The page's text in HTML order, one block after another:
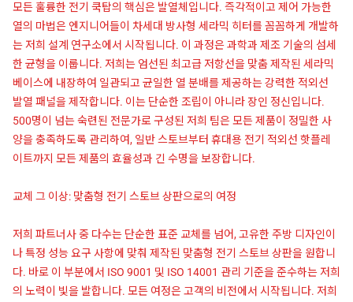
모든 훌륭한 전기 쿡탑의 핵심은 발열체입니다. 즉각적이고 제어 가능한
열의 마법은 엔지니어들이 차세대 방사형 세라믹 히터를 꼼꼼하게 개발하
는 저희 설계 연구소에서 시작됩니다. 이 과정은 과학과 제조 기술의 섬세
한 균형을 이룹니다. 저희는 엄선된 최고급 저항선을 맞춤 제작된 세라믹
베이스에 내장하여 일관되고 균일한 열 분배를 제공하는 강력한 적외선
발열 패널을 제작합니다. 이는 단순한 조립이 아니라 장인 정신입니다.
500명이 넘는 숙련된 전문가로 구성된 저희 팀은 모든 제품이 정밀한 사
양을 충족하도록 관리하여, 일반 스토브부터 휴대용 전기 적외선 핫플레
이트까지 모든 제품의 효율성과 긴 수명을 보장합니다.
교체 그 이상: 맞춤형 전기 스토브 상판으로의 여정
저희 파트너사 중 다수는 단순한 표준 교체를 넘어, 고유한 주방 디자인이
나 특정 성능 요구 사항에 맞춰 제작된 맞춤형 전기 스토브 상판을 원합니
다. 바로 이 부분에서 ISO 9001 및 ISO 14001 관리 기준을 준수하는 저희
의 노력이 빛을 발합니다. 모든 여정은 고객의 비전에서 시작됩니다. 저희